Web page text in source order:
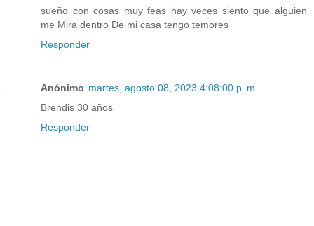
sueño con cosas muy feas hay veces siento que alguien
me Mira dentro De mi casa tengo temores
Responder
Anónimo martes, agosto 08, 2023 4:08:00 p. m.
Brendis 30 años
Responder